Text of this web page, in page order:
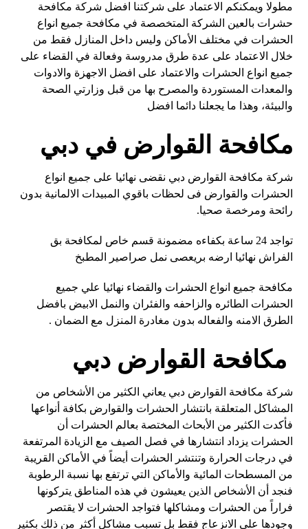
مطولا ويمكنكم الاعتماد على شركتنا افضل شركة مكافحة
حشرات بالعين الشركة المتخصصة في مكافحة جميع انواع
الحشرات في مختلف الأماكن وليس داخل المنازل فقط من
خلال الاعتماد على عدة طرق مدروسة وفعالة في القضاء على
جميع انواع الحشرات والاعتماد على افضل الاجهزة والادوات
والمعدات المستوردة والمصرح بها من قبل وزارتي الصحة
والبيئة، وهذا ما يجعلنا دائما افضل
مكافحة القوارض في دبي
شركة مكافحة القوارض دبي نقضى نهائيا على جميع انواع
الحشرات⁦⁩ والقوارض فى لحظات باقوي المبيدات الالمانية بدون
رائحة ومرخصة صحيا.
تواجد 24 ساعة بكفاءه مضمونة قسم خاص لمكافحة بق
الفراش نهائيا ارضه بريعصى نمل صراصير المطبخ
مكافحة جميع انواع الحشرات والقضاء نهائيا علي جميع
الحشرات الطائره والزاحفه والفئران والنمل الابيض بافضل
الطرق الامنه والفعاله بدون مغادرة المنزل مع الضمان .
مكافحة القوارض دبي
شركة مكافحة القوارض دبي يعاني الكثير من الأشخاص من
المشاكل المتعلقة بانتشار الحشرات والقوارض بكافة أنواعها
فأكدت الكثير من الأبحاث المختصة بعالم الحشرات أن
الحشرات يزداد انتشارها في فصل الصيف مع الزيادة المرتفعة
في درجات الحرارة وتنتشر الحشرات أيضاً في الأماكن القريبة
من المسطحات المائية والأماكن التي ترتفع بها نسبة الرطوبة
فنجد أن الأشخاص الذين يعيشون في هذه المناطق يتركونها
فراراً من الحشرات ومشاكلها فتواجد الحشرات لا يقتصر
وجودها على الانزعاج فقط بل تسبب مشاكل أكثر من ذلك بكثير